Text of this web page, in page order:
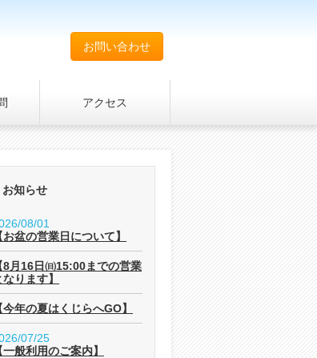
お問い合わせ
アクセス
お知らせ
08/01
【お盆の営業日について】
㈰15:00までの営業
なります】
【今年の夏はくじらへGO】
07/25
【一般利用のご案内】